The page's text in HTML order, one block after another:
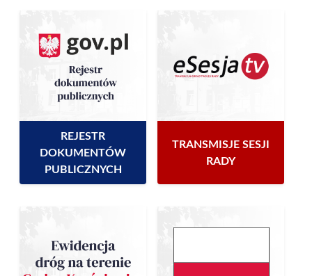
REJESTR
DOKUMENTÓW
PUBLICZNYCH
TRANSMISJE SESJI
RADY